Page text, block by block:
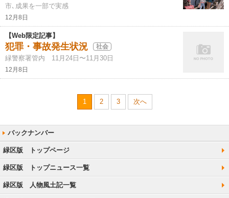
市､成果を一部で実感
12月8日
【Web限定記事】
犯罪・事故発生状況 社会
緑警察署管内 11月24日〜11月30日
12月8日
1 2 3 次へ
緑区版 トップページ
緑区版 トップニュース一覧
緑区版 人物風土記一覧